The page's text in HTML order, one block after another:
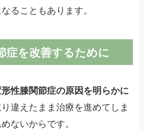
ることもあります。
症を改善するために
性膝関節症の原因を明らかに
違えたまま治療を進めてしま
ないからです。